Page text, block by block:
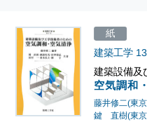
建築設備及
空気調和
建築工学 13
藤井修二(東
鍵 直樹(東
紙